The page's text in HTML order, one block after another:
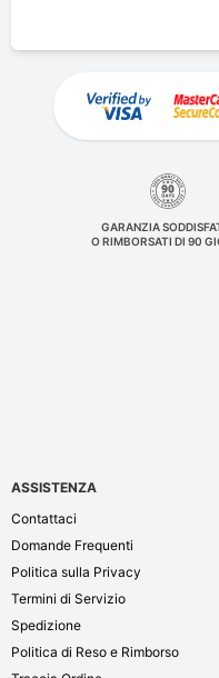
GARANZIA
O RIMBORSATI DI 90
ASSISTENZA
Contattaci
Domande Frequenti
Politica sulla Privacy
Termini di Servizio
Spedizione
Politica di Reso e Rimborso